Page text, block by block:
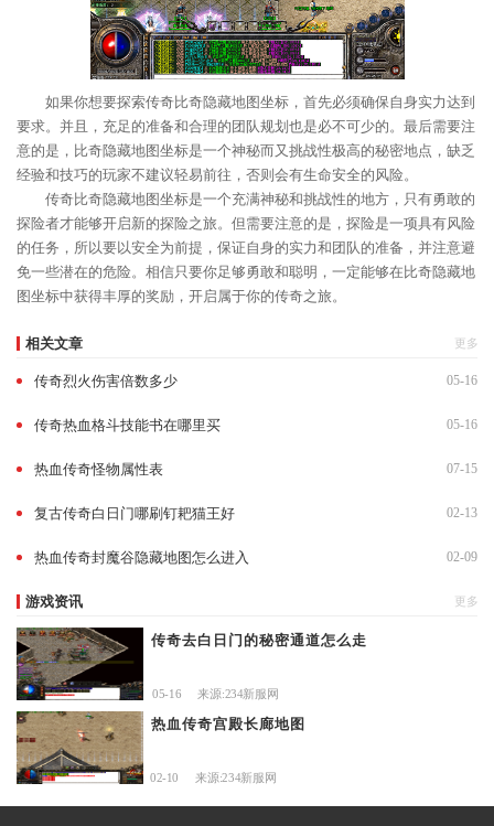
如果你想要探索传奇比奇隐藏地图坐标，首先必须确保自身实力达到
要求。并且，充足的准备和合理的团队规划也是必不可少的。最后需要注
意的是，比奇隐藏地图坐标是一个神秘而又挑战性极高的秘密地点，缺乏
经验和技巧的玩家不建议轻易前往，否则会有生命安全的风险。
传奇比奇隐藏地图坐标是一个充满神秘和挑战性的地方，只有勇敢的
探险者才能够开启新的探险之旅。但需要注意的是，探险是一项具有风险
的任务，所以要以安全为前提，保证自身的实力和团队的准备，并注意避
免一些潜在的危险。相信只要你足够勇敢和聪明，一定能够在比奇隐藏地
图坐标中获得丰厚的奖励，开启属于你的传奇之旅。
相关文章 更多
传奇烈火伤害倍数多少 05-16
传奇热血格斗技能书在哪里买 05-16
热血传奇怪物属性表 07-15
复古传奇白日门哪刷钉耙猫王好 02-13
热血传奇封魔谷隐藏地图怎么进入 02-09
游戏资讯 更多
传奇去白日门的秘密通道怎么走
05-16 来源:234新服网
热血传奇宫殿长廊地图
02-10 来源:234新服网